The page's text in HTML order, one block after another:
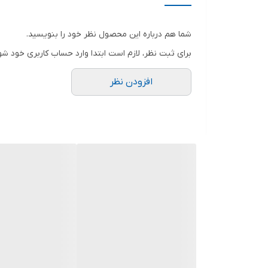
شما هم درباره این محصول نظر خود را بنویسید.
برای ثبت نظر، لازم است ابتدا وارد حساب کاربری خود
افزودن نظر